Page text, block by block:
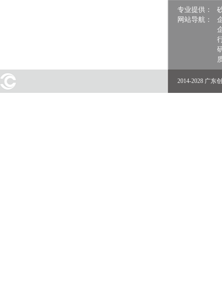
专业提供：
网站导航：
2014-2028 广东